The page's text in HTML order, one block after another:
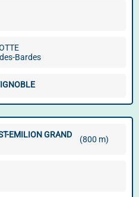
Bardes
EMILION GRAND
(800 m)